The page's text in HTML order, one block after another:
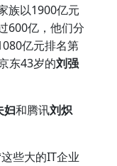
族以1900亿元
600亿，他们分
亿元排名第
东43岁的刘强
妇和腾讯刘炽
些大的IT企业